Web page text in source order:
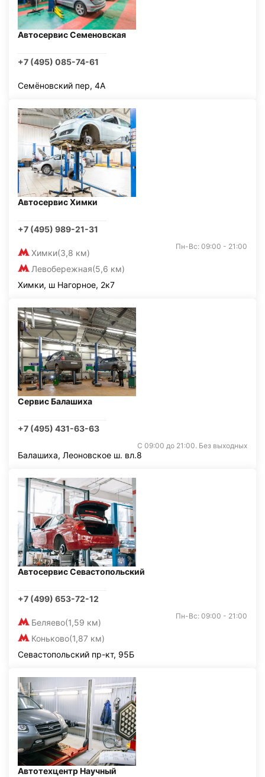
Автосервис Семеновская
+7 (495) 085-74-61
Семёновский пер, 4А
Автосервис Химки
+7 (495) 989-21-31
Химки(3,8 км)
Левобережная(5,6 км)
Пн-Вс: 09:00 - 21:00
Химки, ш Нагорное, 2к7
Сервис Балашиха
+7 (495) 431-63-63
С 09:00 до 21:00. Без выходных
Балашиха, Леоновское ш. вл.8
Автосервис Севастопольский
+7 (499) 653-72-12
Беляево(1,59 км)
Коньково(1,87 км)
Пн-Вс: 09:00 - 21:00
Севастопольский пр-кт, 95Б
Автотехцентр Научный